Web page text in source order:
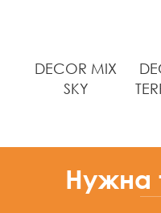
DECOR MIX
SKY
Нужна